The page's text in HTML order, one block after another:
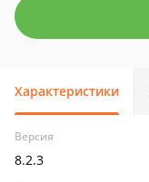
Характеристики
Версия
8.2.3